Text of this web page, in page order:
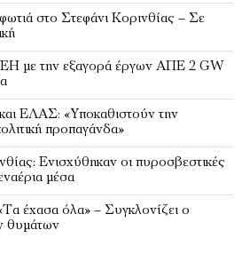
στο Στεφάνι Κορινθίας – Σε
με την εξαγορά έργων ΑΠΕ 2 GW
ΕΛΑΣ: «Υποκαθιστούν την
προπαγάνδα»
Ενισχύθηκαν οι πυροσβεστικές
μέσα
έχασα όλα» – Συγκλονίζει ο
θυμάτων